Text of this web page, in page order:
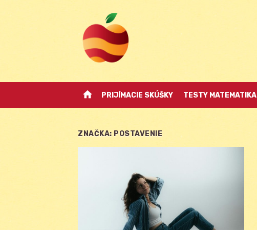
home PRIJÍMACIE SKÚŠKY TESTY MATEMATIKA
ZNAČKA: POSTAVENIE